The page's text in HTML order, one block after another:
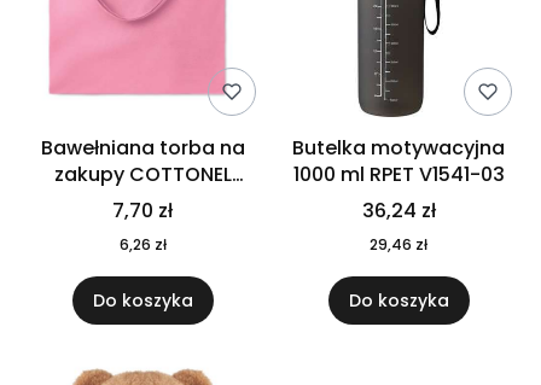
Bawełniana torba na
zakupy COTTONEL
COLOUR++ MO9846-11
7,70 zł
6,26 zł
Do koszyka
Butelka motywacyjna
1000 ml RPET V1541-03
36,24 zł
29,46 zł
Do koszyka